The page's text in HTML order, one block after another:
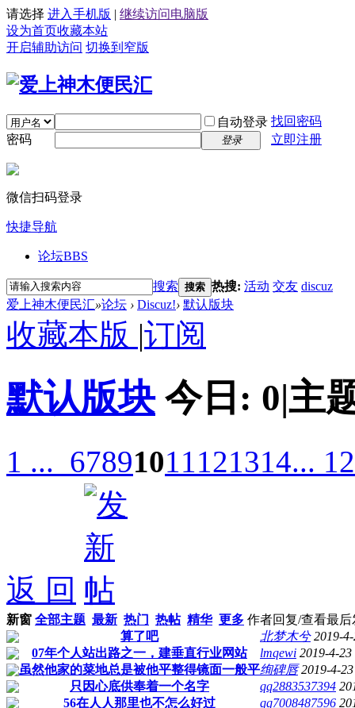
请选择 进入手机版 | 继续访问电脑版
设为首页收藏本站
开启辅助访问 切换到窄版
自动登录 找回密码
密码
登录 立即注册
微信扫码登录
快捷导航
论坛BBS
搜索 搜索 热搜: 活动 交友 discuz
爱上神木便民汇»论坛 › Discuz!› 默认版块
收藏本版 |订阅
默认版块 今日: 0|主
1 ... 67891011121314...
返 回
新窗 全部主题 最新 热门 热帖 精华 更多 作者回复/查看最后
算了吧
北梦木兮 2019-
07年个人站出路之一，建垂直行业网站
lmqewi 2019-4-23
虽然他家的菜地总是被他平整得镜面一般平绚碑唇 2019-4-23
只因心底供奉着一个名字
qq2883537394
56在人人那里也不怎么好过
qq7008487596